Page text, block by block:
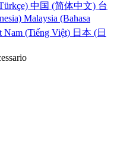
中国 (简体中文) 台
Malaysia (Bahasa
Nam (Tiếng Việt) 日本 (日